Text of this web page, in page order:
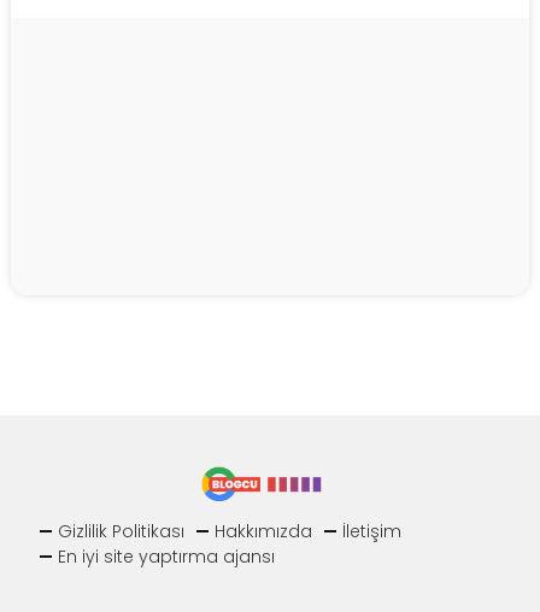
Gizlilik Politikası Hakkımızda
İletişim
En iyi site yaptırma ajansı